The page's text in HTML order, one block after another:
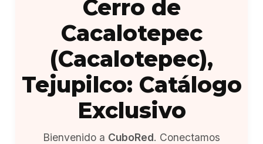
Cerro de
Cacalotepec
(Cacalotepec),
Tejupilco: Catálogo
Exclusivo
Bienvenido a CuboRed. Conectamos